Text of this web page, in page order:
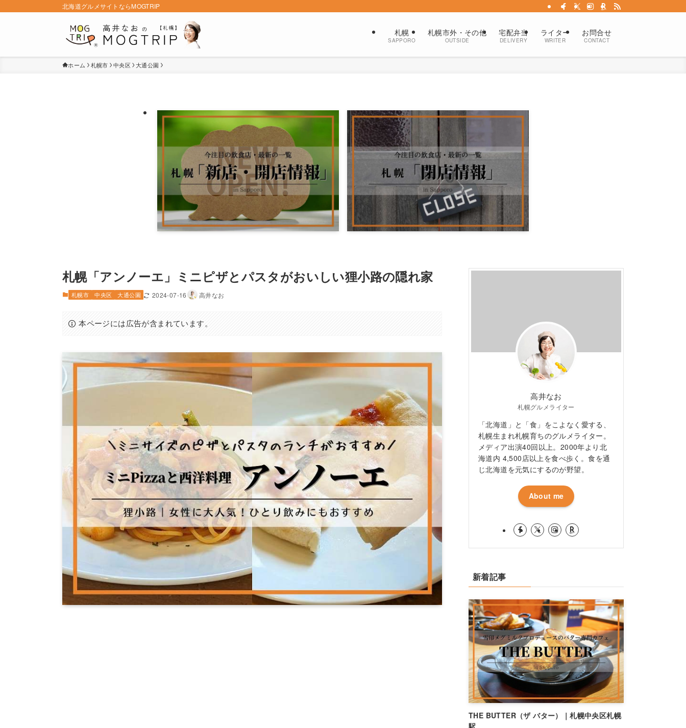
北海道グルメサイトならMOGTRIP
札幌
SAPPORO
札幌市外・その他
OUTSIDE
宅配弁当
DELIVERY
ライター
WRITER
お問合せ
CONTACT
ホーム 札幌市 中央区 大通公園
札幌「アンノーエ」ミニピザとパスタがおいしい狸小路の隠れ家
札幌市 中央区 大通公園 2024-07-16 高井なお
本ページには広告が含まれています。
高井なお
札幌グルメライター
「北海道」と「食」をこよなく愛する、
札幌生まれ札幌育ちのグルメライター。
メディア出演40回以上。2000年より北
海道内 4,500店以上を食べ歩く。食を通
じ北海道を元気にするのが野望。
About me
新着記事
THE BUTTER（ザ バター）｜札幌中央区札幌
駅